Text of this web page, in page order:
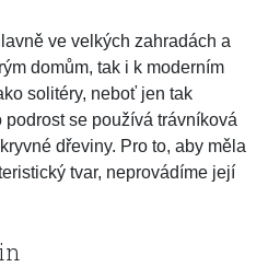
ve velkých zahradách a
domům, tak i k moderním
solitéry, neboť jen tak
se používá trávníková
dřeviny. Pro to, aby měla
tvar, neprovádíme její